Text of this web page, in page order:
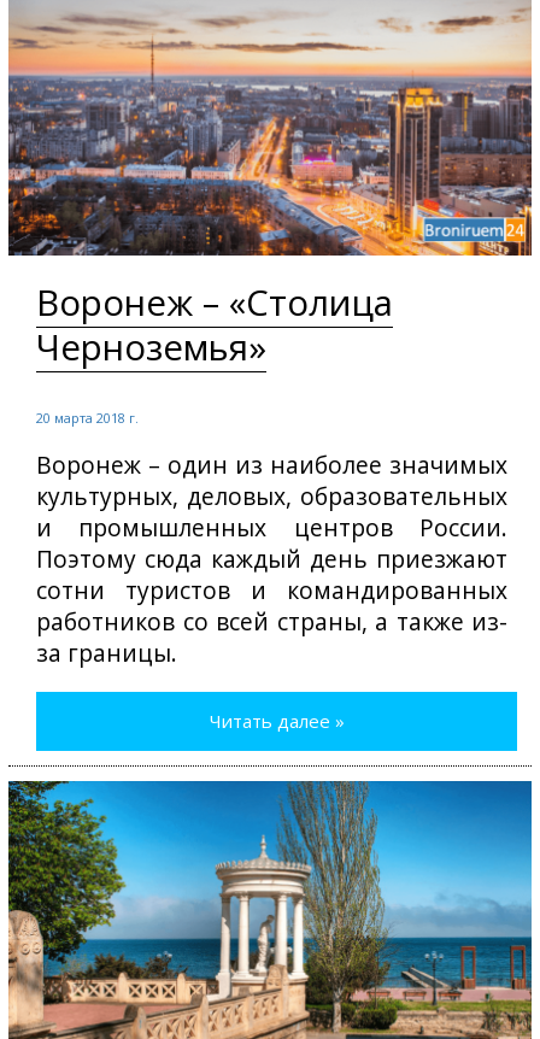
Воронеж – «Столица
Черноземья»
20 марта 2018 г.
Воронеж – один из наиболее значимых
культурных, деловых, образовательных
и промышленных центров России.
Поэтому сюда каждый день приезжают
сотни туристов и командированных
работников со всей страны, а также из-
за границы.
Читать далее »